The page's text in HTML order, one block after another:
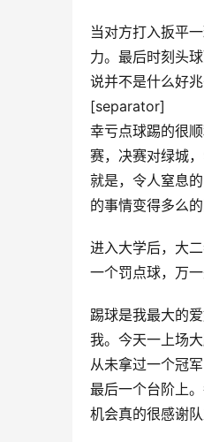
当对方打入扳平
力。最后时刻头
说并不是什么好
[separator]
幸亏点球踢的很
赛，决赛对绿城
就是，令人窒息
的事情变得多么的
进入大学后，大
一个罚点球，万一
踢球是我最大的
我。今天一上场
从未拿过一个冠
最后一个台阶上
机会真的很感谢队